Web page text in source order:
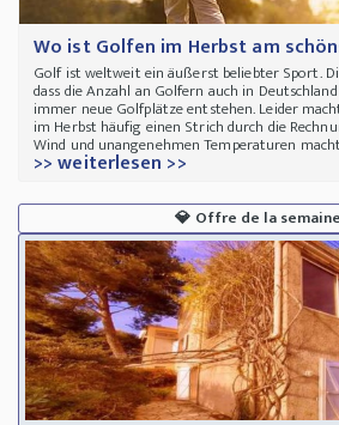
Wo ist Golfen im Herbst am
Golf ist weltweit ein äußerst beliebter Sport.
dass die Anzahl an Golfern auch in
immer neue Golfplätze entstehen. Leider
im Herbst häufig einen Strich durch die
Wind und unangenehmen Temperaturen
>> weiterlesen >>
💎 Offre de la semaine